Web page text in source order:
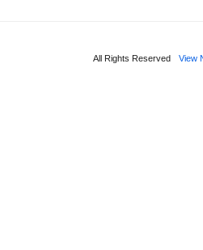
All Rights Reserved View